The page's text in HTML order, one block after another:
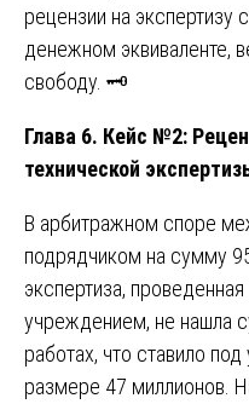
рецензии на экспертизу
денежном эквиваленте,
свободу. 🗝️
Глава 6. Кейс №2:
технической
В арбитражном споре
подрядчиком на сумму
экспертиза,
учреждением, не нашла
работах, что ставило
размере 47 миллионов.